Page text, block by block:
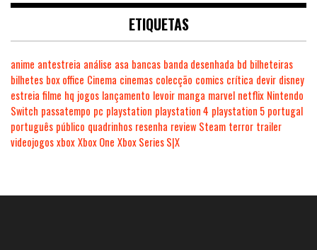
ETIQUETAS
anime antestreia análise asa bancas banda desenhada bd bilheteiras
bilhetes box office Cinema cinemas colecção comics crítica devir disney
estreia filme hq jogos lançamento levoir manga marvel netflix Nintendo
Switch passatempo pc playstation playstation 4 playstation 5 portugal
português público quadrinhos resenha review Steam terror trailer
videojogosxboxXbox One Xbox Series S|X